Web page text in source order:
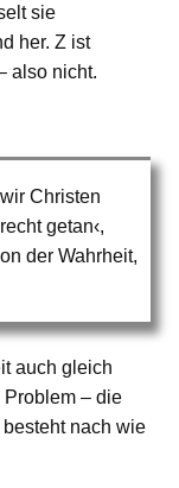
sie
her. Z ist
also nicht.
Christen
getan‹,
der Wahrheit,
auch gleich
– die
nach wie